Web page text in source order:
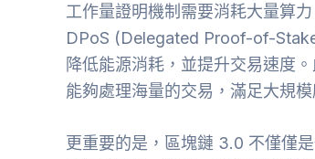
工作量證明機制需要消耗大量算
DPoS (Delegated Proof-of-
降低能源消耗，並提升交易速度
能夠處理海量的交易，滿足大規模
更重要的是，區塊鏈 3.0 不僅僅